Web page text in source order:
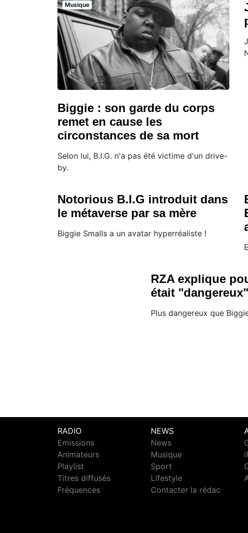
Musique
Biggie : son garde du corps
remet en cause les
circonstances de sa mort
Selon lui, B.I.G. n'a pas été victime d'un drive-
by.
Notorious B.I.G introduit dans
le métaverse par sa mère
Biggie Smalls a un avatar hyperréaliste !
RZA explique
était "dangereux"
Plus dangereux que
RADIO
Emissions
Animateurs
Playlist
Titres diffusés
Fréquences
NEWS
News
Musique
Sport
Lifestyle
Contacter la rédac